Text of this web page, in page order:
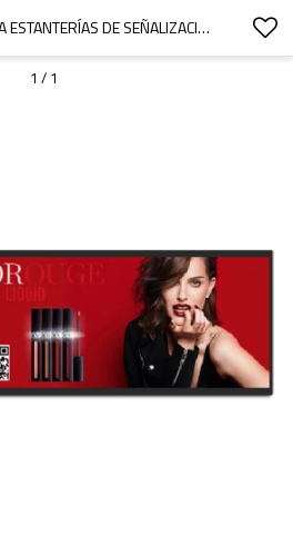
PANTALLA LCD PARA ESTANTERÍAS DE SEÑALIZACIÓN DIGITAL MINORISTA DE 29 PULGADAS
1 / 1